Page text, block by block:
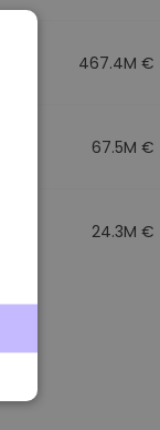
467.4M €
67.5M €
24.3M €